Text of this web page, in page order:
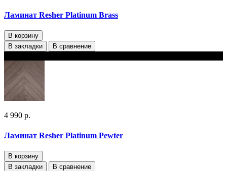
Ламинат Resher Platinum Brass
В корзину
В закладки
В сравнение
4 990 р.
Ламинат Resher Platinum Pewter
В корзину
В закладки
В сравнение